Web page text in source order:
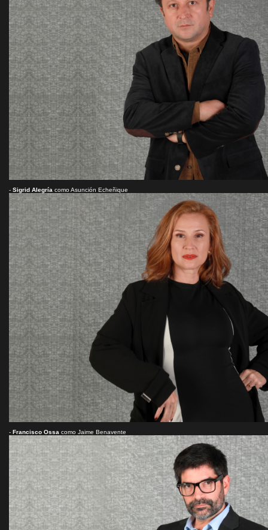
- Sigrid Alegría como Asunción Echeñique
- Francisco Ossa como Jaime Benavente